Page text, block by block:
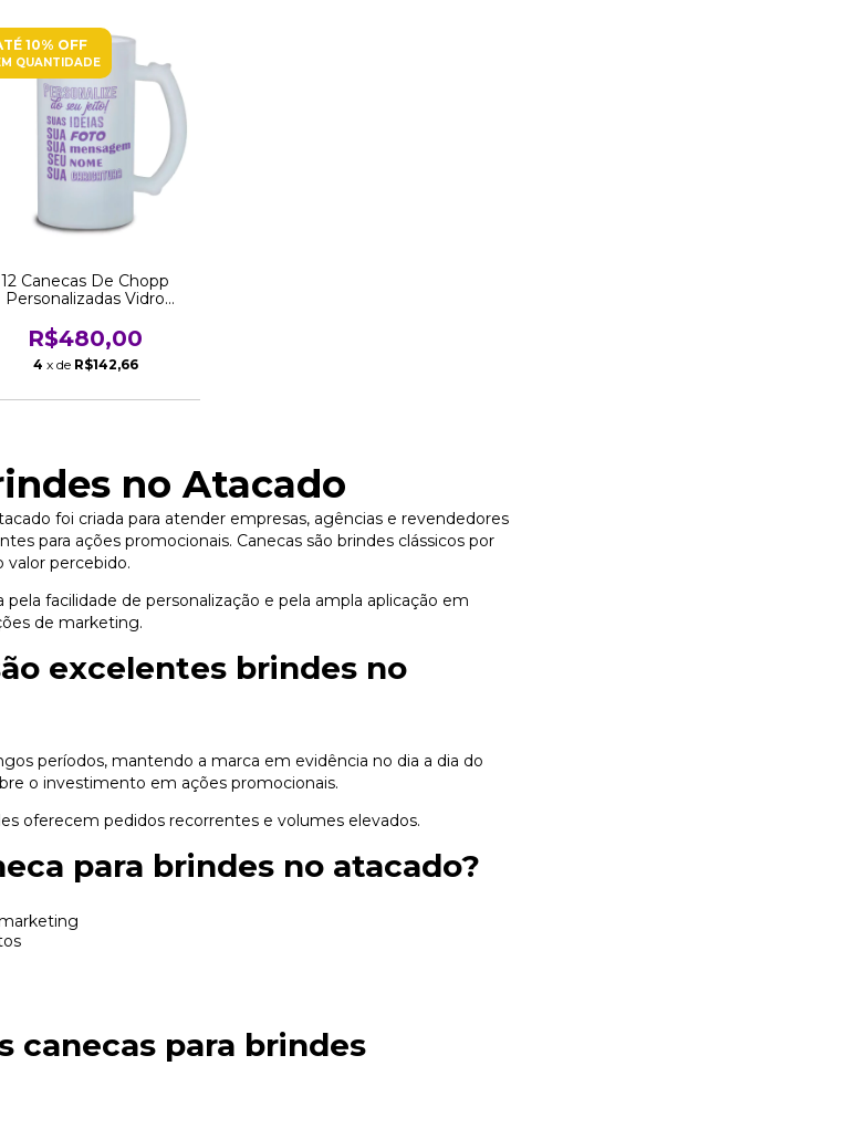
10% OFF
QUANTIDADE
12 Canecas De Chopp
Personalizadas Vidro
Revenda
R$480,00
4 x de R$142,66
no Atacado
foi criada para atender empresas, agências e revendedores
para ações promocionais. Canecas são brindes clássicos por
valor percebido.
facilidade de personalização e pela ampla aplicação em
de marketing.
excelentes brindes no
períodos, mantendo a marca em evidência no dia a dia do
o investimento em ações promocionais.
oferecem pedidos recorrentes e volumes elevados.
para brindes no atacado?
canecas para brindes